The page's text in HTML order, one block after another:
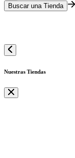
Buscar una Tienda
Nuestras Tiendas